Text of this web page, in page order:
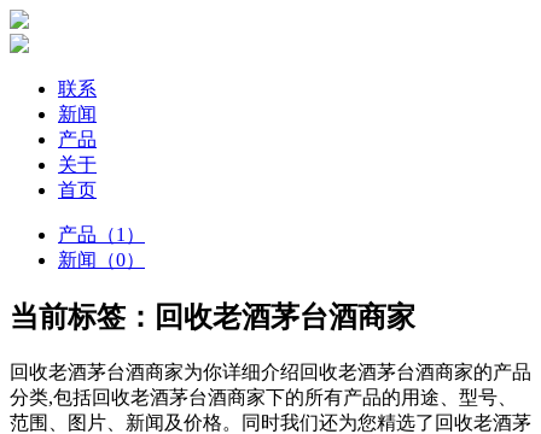
联系
新闻
产品
关于
首页
产品（1）
新闻（0）
当前标签： 回收老酒茅台酒商家
回收老酒茅台酒商家为你详细介绍回收老酒茅台酒商家的产品
分类,包括回收老酒茅台酒商家下的所有产品的用途、型号、
范围、图片、新闻及价格。同时我们还为您精选了 回收老酒茅